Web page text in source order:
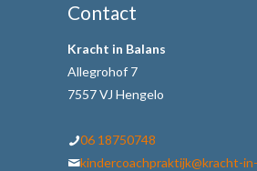
Contact
Kracht in Balans
Allegrohof 7
7557 VJ Hengelo
06 18750748
kindercoachpraktijk@kracht-